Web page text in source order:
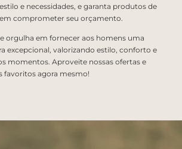
e necessidades, e garanta produtos de
comprometer seu orçamento.
orgulha em fornecer aos homens uma
excepcional, valorizando estilo, conforto e
momentos. Aproveite nossas ofertas e
favoritos agora mesmo!